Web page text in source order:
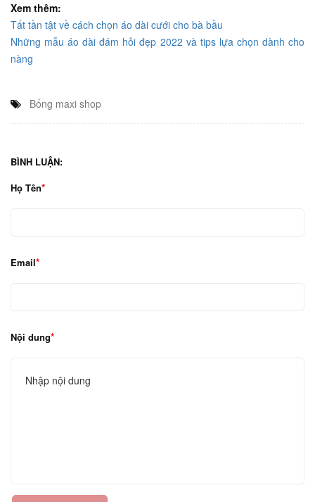
Xem thêm:
Tất tần tật về cách chọn áo dài cưới cho bà bầu
Những mẫu áo dài đám hỏi đẹp 2022 và tips lựa chọn dành cho
nàng
Bống maxi shop
BÌNH LUẬN:
Họ Tên
Email
Nội dung